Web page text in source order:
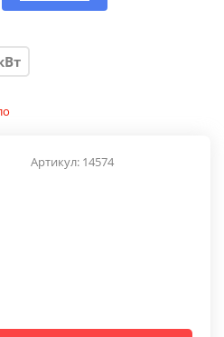
Артикул: 14574